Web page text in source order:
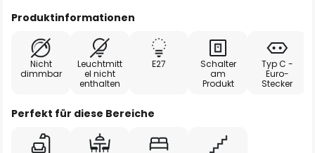
Produktinformationen
Nicht
dimmbar
Leuchtmitt
el nicht
enthalten
E27
Schalter
am
Produkt
Typ C -
Euro-
Stecker
Perfekt für diese Bereiche